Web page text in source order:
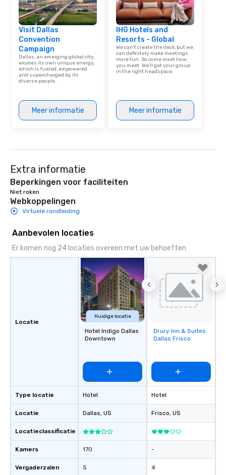
Visit Dallas
Convention
Campaign
Dallas, an emerging global city,
exudes its own unique energy,
which is fueled, empowered
and supercharged by its
diverse people.
Meer informatie
IHG Hotels and
Resorts - Global
We can't create the deck, but we
can definitely make meetings
more fun. So come meet how
you meet. We'll get your group
in the right headspace.
Meer informatie
Extra informatie
Beperkingen voor faciliteiten
Niet roken
Webkoppelingen
Virtuele rondleiding
Aanbevolen locaties
Er komen nog 24 locaties overeen met uw behoeften
Locatie
Type locatie
Locatie
Locatieclassificatie
Kamers
Vergaderzalen
Huidige locatie
Hotel Indigo Dallas
Downtown
Hotel
Dallas, US
170
5
Removed from
favorites
Drury Inn & Suites
Dallas Frisco
Hotel
Frisco, US
-
4